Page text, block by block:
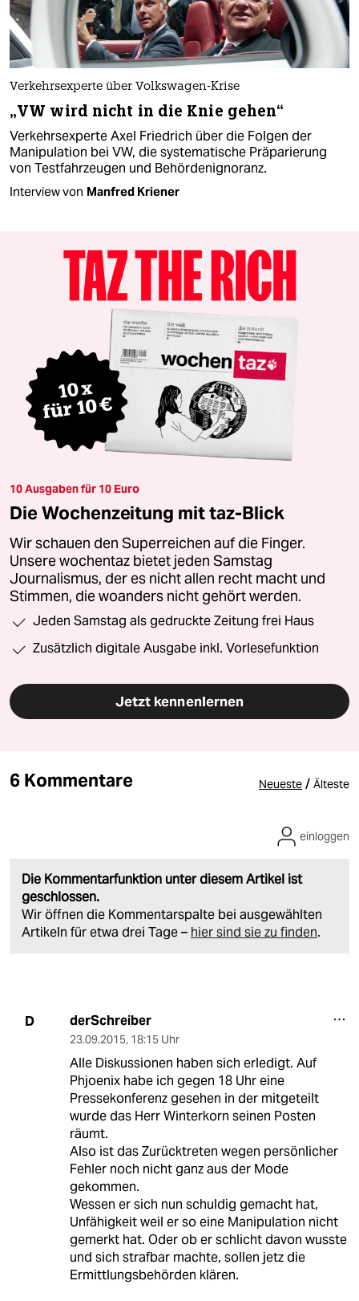
Verkehrsexperte über Volkswagen-Krise
„VW wird nicht in die Knie gehen“
Verkehrsexperte Axel Friedrich über die Folgen der
Manipulation bei VW, die systematische Präparierung
von Testfahrzeugen und Behördenignoranz.
Interview von Manfred Kriener
10 Ausgaben für 10 Euro
Die Wochenzeitung mit taz-Blick
Wir schauen den Superreichen auf die Finger.
Unsere wochentaz bietet jeden Samstag
Journalismus, der es nicht allen recht macht und
Stimmen, die woanders nicht gehört werden.
Jeden Samstag als gedruckte Zeitung frei Haus
Zusätzlich digitale Ausgabe inkl. Vorlesefunktion
Jetzt kennenlernen
6 Kommentare Neueste / Älteste
Die Kommentarfunktion unter diesem Artikel ist
geschlossen.
Wir öffnen die Kommentarspalte bei ausgewählten
Artikeln für etwa drei Tage – hier sind sie zu finden.
einloggen
D derSchreiber
23.09.2015, 18:15 Uhr
Alle Diskussionen haben sich erledigt. Auf
Phjoenix habe ich gegen 18 Uhr eine
Pressekonferenz gesehen in der mitgeteilt
wurde das Herr Winterkorn seinen Posten
räumt.
Also ist das Zurücktreten wegen persönlicher
Fehler noch nicht ganz aus der Mode
gekommen.
Wessen er sich nun schuldig gemacht hat,
Unfähigkeit weil er so eine Manipulation nicht
gemerkt hat. Oder ob er schlicht davon wusste
und sich strafbar machte, sollen jetz die
Ermittlungsbehörden klären.